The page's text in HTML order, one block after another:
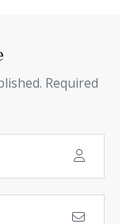
Required